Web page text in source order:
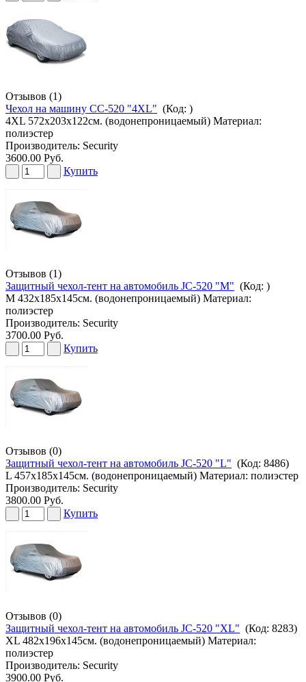
Отзывов (1)
Чехол на машину CC-520 "4XL" (Код: )
4XL 572х203х122см. (водонепроницаемый) Материал:
полиэстер
Производитель: Security
3600.00 Руб.
Купить
Отзывов (1)
Защитный чехол-тент на автомобиль JC-520 "M" (Код: )
M 432х185х145см. (водонепроницаемый) Материал:
полиэстер
Производитель: Security
3700.00 Руб.
Купить
Отзывов (0)
Защитный чехол-тент на автомобиль JC-520 "L" (Код: 8486)
L 457х185х145см. (водонепроницаемый) Материал: полиэстер
Производитель: Security
3800.00 Руб.
Купить
Отзывов (0)
Защитный чехол-тент на автомобиль JC-520 "XL" (Код: 8283)
XL 482х196х145см. (водонепроницаемый) Материал:
полиэстер
Производитель: Security
3900.00 Руб.